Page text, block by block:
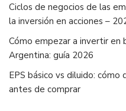
Ciclos de negocios de las
la inversión en acciones –
Cómo empezar a invertir en
Argentina: guía 2026
EPS básico vs diluido:
antes de comprar